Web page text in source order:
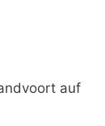
auf